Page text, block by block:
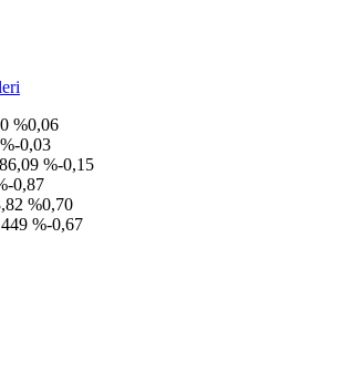
%0,06
%-0,03
%-0,15
0,87
%0,70
%-0,67